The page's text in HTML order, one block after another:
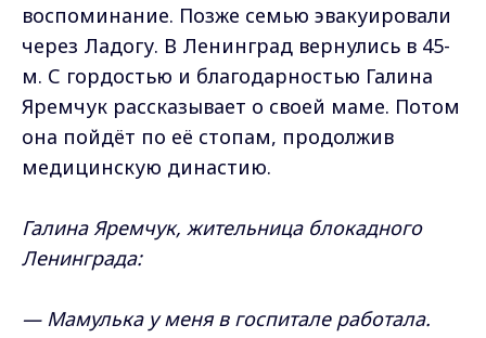
воспоминание. Позже семью эвакуировали
через Ладогу. В Ленинград вернулись в 45-
м. С гордостью и благодарностью Галина
Яремчук рассказывает о своей маме. Потом
она пойдёт по её стопам, продолжив
медицинскую династию.
Галина Яремчук, жительница блокадного
Ленинграда:
— Мамулька у меня в госпитале работала.